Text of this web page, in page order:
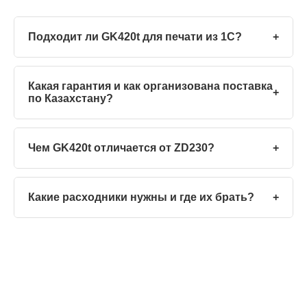
Подходит ли GK420t для печати из 1С? +
Какая гарантия и как организована поставка
по Казахстану?
+
Чем GK420t отличается от ZD230? +
Какие расходники нужны и где их брать? +